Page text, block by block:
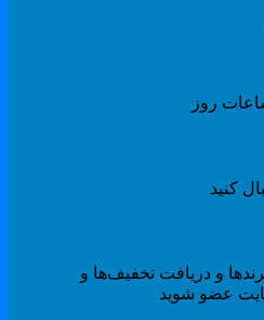
کنید
و دریافت تخفیف‌ها و
عضو شوید